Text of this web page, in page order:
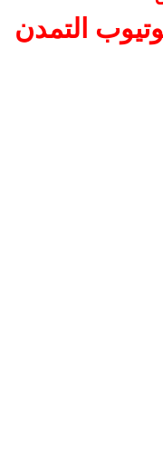
التمدن